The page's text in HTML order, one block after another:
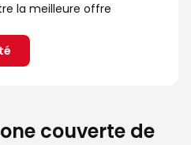
la meilleure offre
couverte de